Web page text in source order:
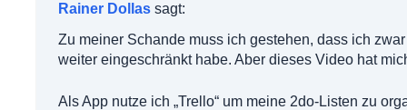
Rainer Dollas sagt:
Zu meiner Schande muss ich gestehen, dass ich
weiter eingeschränkt habe. Aber dieses Video hat
Als App nutze ich „Trello“ um meine 2do-Listen zu